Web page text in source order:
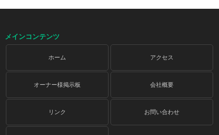
メインコンテンツ
ホーム アクセス
オーナー様掲示板 会社概要
リンク お問い合わせ